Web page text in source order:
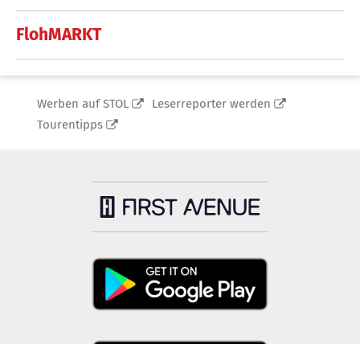
FlohMARKT
Werben auf STOL
Leserreporter werden
Tourentipps